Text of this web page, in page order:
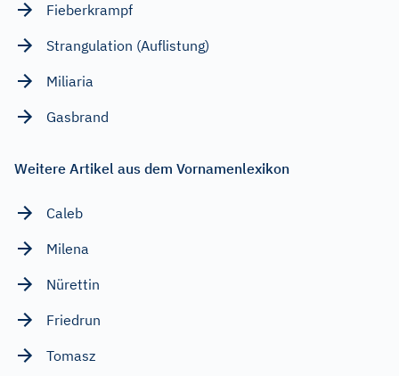
Fieberkrampf
Strangulation (Auflistung)
Miliaria
Gasbrand
Weitere Artikel aus dem Vornamenlexikon
Caleb
Milena
Nürettin
Friedrun
Tomasz